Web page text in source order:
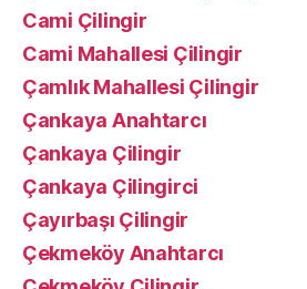
Cami Çilingir
Cami Mahallesi Çilingir
Çamlık Mahallesi Çilingir
Çankaya Anahtarcı
Çankaya Çilingir
Çankaya Çilingirci
Çayırbaşı Çilingir
Çekmeköy Anahtarcı